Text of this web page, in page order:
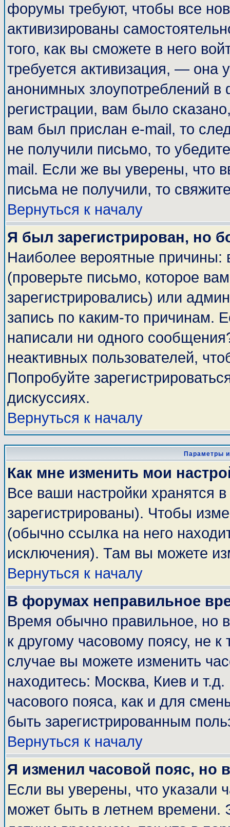
форумы требуют, чтобы все
активизированы
того, как вы сможете в него
требуется активизация, — она
анонимных злоупотреблений
регистрации, вам было
вам был прислан e-mail, то
не получили письмо, то
mail. Если же вы уверены, что
письма не получили, то
Вернуться к началу
Я был зарегистрирован, но
Наиболее вероятные причины:
(проверьте письмо, которое
зарегистрировались) или
запись по каким-то причинам.
написали ни одного
неактивных пользователей,
Попробуйте
дискуссиях.
Вернуться к началу
Параметры
Как мне изменить мои
Все ваши настройки хранятся
зарегистрированы). Чтобы
(обычно ссылка на него
исключения). Там вы можете
Вернуться к началу
В форумах неправильное
Время обычно правильное, но
к другому часовому поясу, не
случае вы можете изменить
находитесь: Москва, Киев и
часового пояса, как и для
быть зарегистрированным
Вернуться к началу
Я изменил часовой пояс, но
Если вы уверены, что указали
может быть в летнем времени.